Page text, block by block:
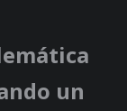
un